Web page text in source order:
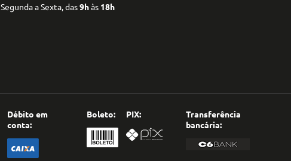
Segunda a Sexta, das9hàs 18h
Débito em
conta:
Boleto: PIX:
Transferência
bancária: